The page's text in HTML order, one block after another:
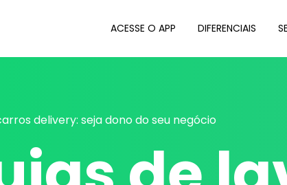
ACESSE O APP DIFERENCIAIS
delivery: seja dono do seu negócio